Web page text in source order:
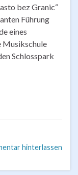
bez Granic“
Führung
eines
Musikschule
Schlosspark
hinterlassen